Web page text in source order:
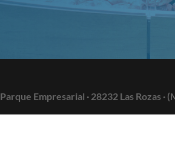
Parque Empresarial · 28232 Las Rozas ·